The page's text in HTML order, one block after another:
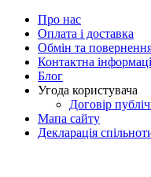
Про нас
Оплата і доставка
Обмін та
Контактна
Блог
Угода користувача
Договір
Мапа сайту
Декларація